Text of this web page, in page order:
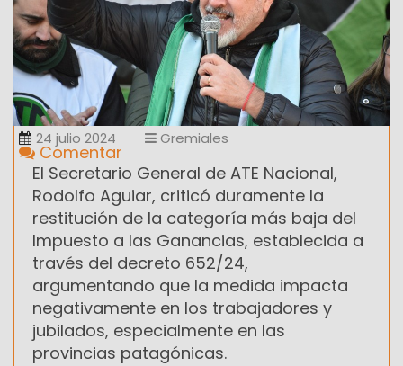
24 julio 2024 Gremiales
Comentar
El Secretario General de ATE Nacional,
Rodolfo Aguiar, criticó duramente la
restitución de la categoría más baja del
Impuesto a las Ganancias, establecida a
través del decreto 652/24,
argumentando que la medida impacta
negativamente en los trabajadores y
jubilados, especialmente en las
provincias patagónicas.